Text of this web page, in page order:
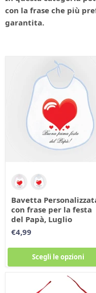
con la frase che più
garantita.
Bavetta
con frase per la festa
del Papà, Luglio
€4,99
Scegli le opzioni